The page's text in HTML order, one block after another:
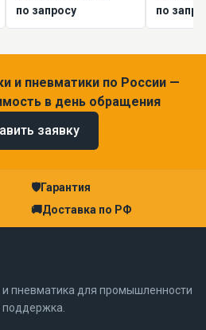
по запросу по
и пневматики по России —
в день обращения
заявку
🛡Гарантия
🚚Доставка по РФ
и пневматика для промышленности
поддержка.